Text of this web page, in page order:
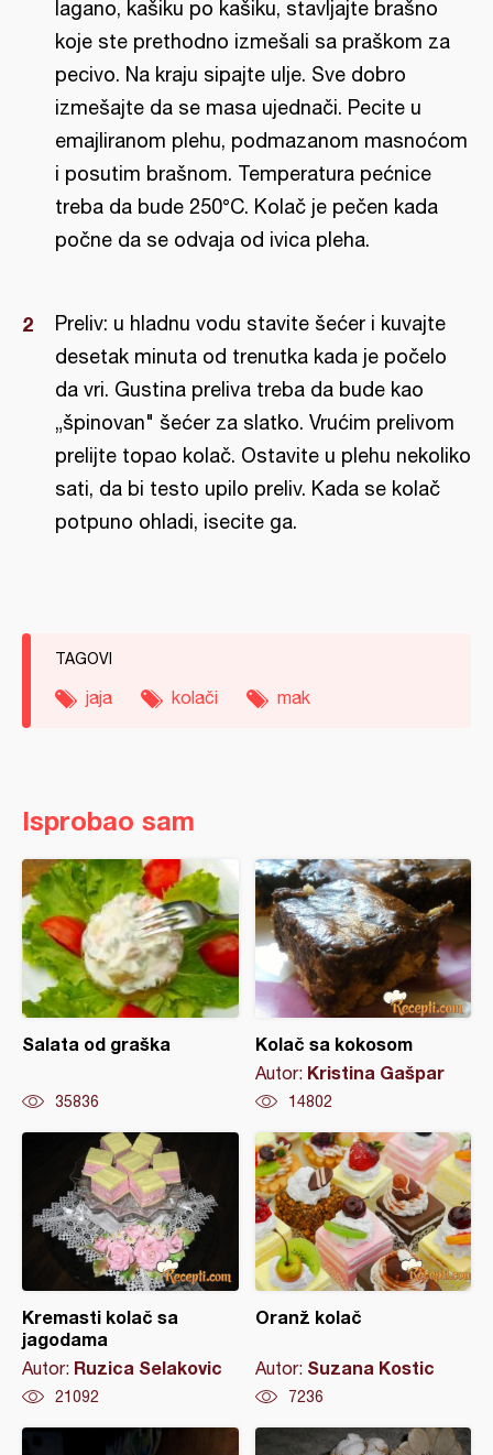
lagano, kašiku po kašiku, stavljajte brašno
koje ste prethodno izmešali sa praškom za
pecivo. Na kraju sipajte ulje. Sve dobro
izmešajte da se masa ujednači. Pecite u
emajliranom plehu, podmazanom masnoćom
i posutim brašnom. Temperatura pećnice
treba da bude 250°C. Kolač je pečen kada
počne da se odvaja od ivica pleha.
Preliv: u hladnu vodu stavite šećer i kuvajte
desetak minuta od trenutka kada je počelo
da vri. Gustina preliva treba da bude kao
„špinovan" šećer za slatko. Vrućim prelivom
prelijte topao kolač. Ostavite u plehu nekoliko
sati, da bi testo upilo preliv. Kada se kolač
potpuno ohladi, isecite ga.
TAGOVI
jaja kolači mak
Isprobao sam
Salata od graška
35836
Kolač sa kokosom
Autor: Kristina Gašpar
14802
Kremasti kolač sa
jagodama
Autor: Ruzica Selakovic
21092
Oranž kolač
Autor: Suzana Kostic
7236